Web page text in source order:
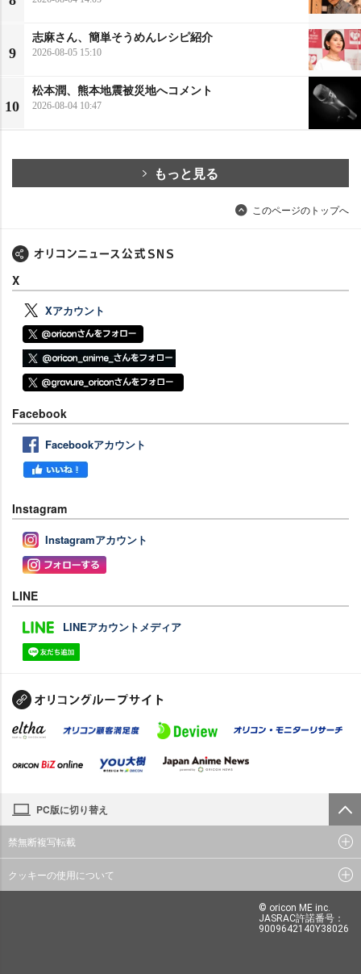
9
志麻さん、簡単そうめんレシピ紹介
2026-08-05 15:10
10
松本潤、熊本地震被災地へコメント
2026-08-04 10:47
もっと見る
このページのトップへ
X
Xアカウント
Facebook
Facebookアカウント
Instagram
Instagramアカウント
LINE
LINEアカウントメディア
PC版に切り替え
禁無断複写転載
クッキーの使用について
© oricon ME inc.
JASRAC許諾番号：
9009642140Y38026